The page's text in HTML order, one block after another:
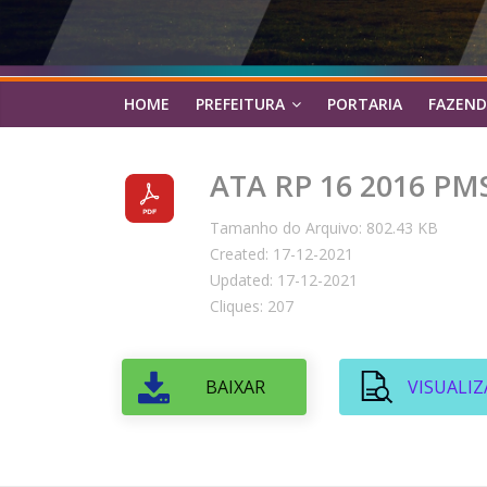
HOME PREFEITURA PORTARIA
ATA RP 16 2016
Tamanho do Arquivo: 802.43 KB
Created: 17-12-2021
Updated: 17-12-2021
Cliques: 207
BAIXAR